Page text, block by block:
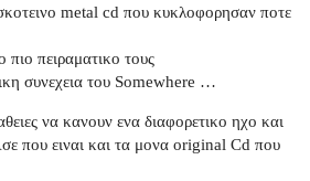
metal cd που κυκλοφορησαν ποτε
πειραματικο τους
συνεχεια του Somewhere …
να κανουν ενα διαφορετικο ηχο και
που ειναι και τα μονα original Cd που